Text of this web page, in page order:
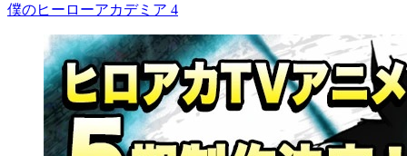
僕のヒーローアカデミア 4